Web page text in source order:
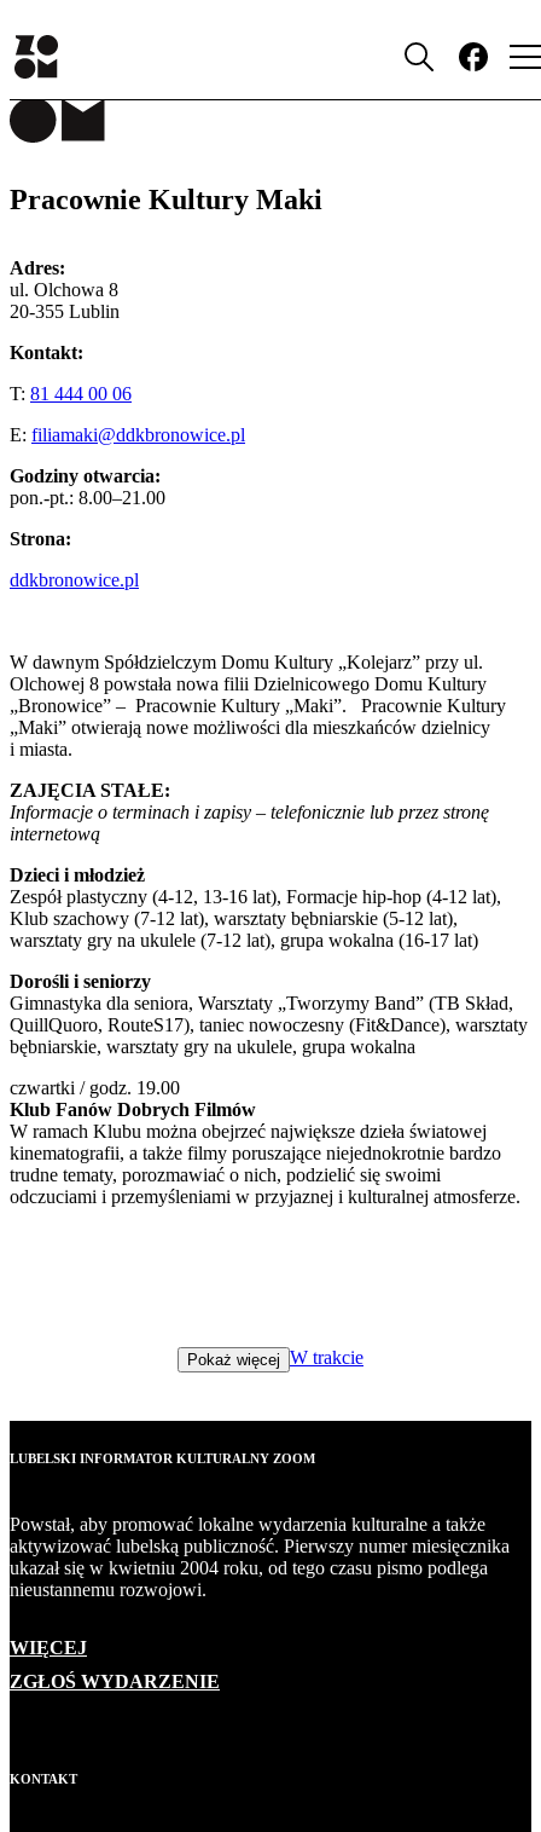
MIEJSCA
Pracownie Kultury Maki
Adres:
ul. Olchowa 8
20-355 Lublin
Kontakt:
T: 81 444 00 06
E: filiamaki@ddkbronowice.pl
Godziny otwarcia:
pon.-pt.: 8.00–21.00
Strona:
ddkbronowice.pl
W dawnym Spółdzielczym Domu Kultury „Kolejarz” przy ul.
Olchowej 8 powstała nowa filii Dzielnicowego Domu Kultury
„Bronowice” – Pracownie Kultury „Maki”. Pracownie Kultury
„Maki” otwierają nowe możliwości dla mieszkańców dzielnicy
i miasta.
ZAJĘCIA STAŁE:
Informacje o terminach i zapisy – telefonicznie lub przez stronę
internetową
Dzieci i młodzież
Zespół plastyczny (4-12, 13-16 lat), Formacje hip-hop (4-12 lat),
Klub szachowy (7-12 lat), warsztaty bębniarskie (5-12 lat),
warsztaty gry na ukulele (7-12 lat), grupa wokalna (16-17 lat)
Dorośli i seniorzy
Gimnastyka dla seniora, Warsztaty „Tworzymy Band” (TB Skład,
QuillQuoro, RouteS17), taniec nowoczesny (Fit&Dance), warsztaty
bębniarskie, warsztaty gry na ukulele, grupa wokalna
czwartki / godz. 19.00
Klub Fanów Dobrych Filmów
W ramach Klubu można obejrzeć największe dzieła światowej
kinematografii, a także filmy poruszające niejednokrotnie bardzo
trudne tematy, porozmawiać o nich, podzielić się swoimi
odczuciami i przemyśleniami w przyjaznej i kulturalnej atmosferze.
Pokaż więcej W trakcie
LUBELSKI INFORMATOR KULTURALNY ZOOM
Powstał, aby promować lokalne wydarzenia kulturalne a także
aktywizować lubelską publiczność. Pierwszy numer miesięcznika
ukazał się w kwietniu 2004 roku, od tego czasu pismo podlega
nieustannemu rozwojowi.
WIĘCEJ
ZGŁOŚ WYDARZENIE
KONTAKT